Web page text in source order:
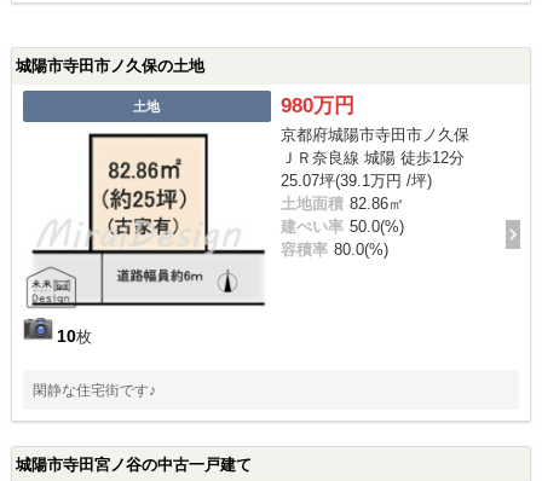
城陽市寺田市ノ久保の土地
土地
10枚
980万円
京都府城陽市寺田市ノ久保
ＪＲ奈良線 城陽 徒歩12分
25.07坪(39.1万円 /坪)
土地面積 82.86㎡
建ぺい率 50.0(%)
容積率 80.0(%)
閑静な住宅街です♪
城陽市寺田宮ノ谷の中古一戸建て